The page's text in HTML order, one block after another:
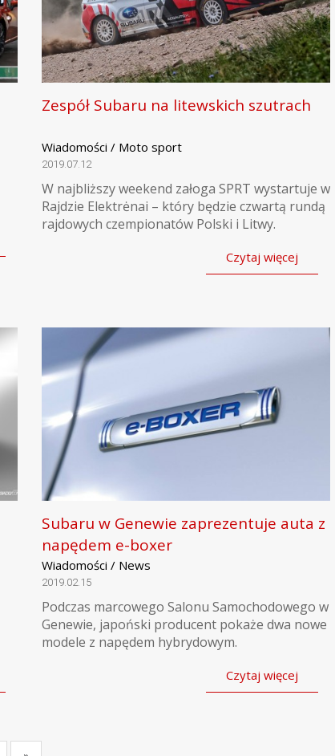
Zespół Subaru na litewskich szutrach
Wiadomości / Moto sport
2019.07.12
W najbliższy weekend załoga SPRT wystartuje w
Rajdzie Elektrėnai – który będzie czwartą rundą
rajdowych czempionatów Polski i Litwy.
Czytaj więcej
Subaru w Genewie zaprezentuje auta z
napędem e-boxer
Wiadomości / News
2019.02.15
Podczas marcowego Salonu Samochodowego w
Genewie, japoński producent pokaże dwa nowe
modele z napędem hybrydowym.
Czytaj więcej